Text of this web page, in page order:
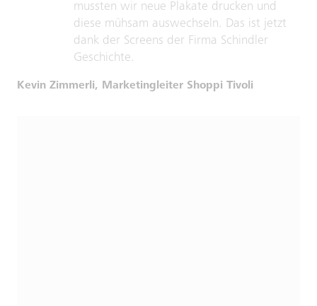
mussten wir neue Plakate drucken und
diese mühsam auswechseln. Das ist jetzt
dank der Screens der Firma Schindler
Geschichte.
Kevin Zimmerli, Marketingleiter Shoppi Tivoli